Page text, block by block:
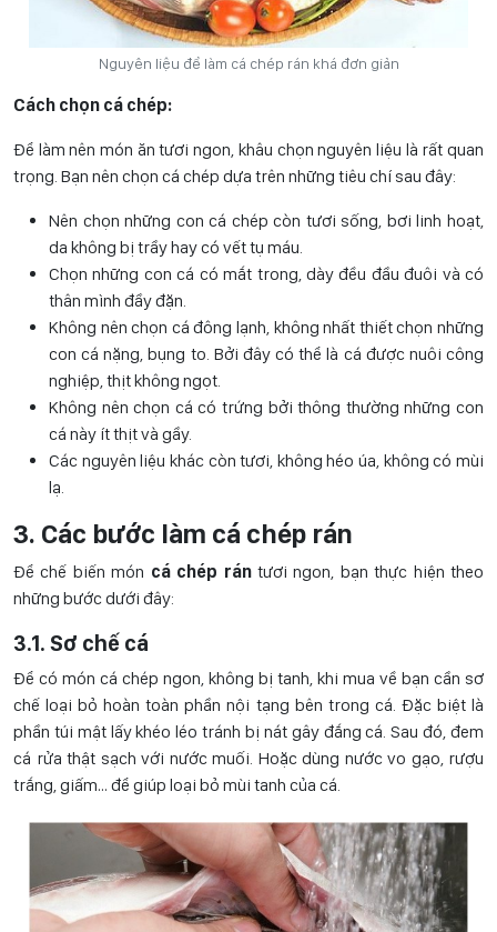
Nguyên liệu để làm cá chép rán khá đơn giản
Cách chọn cá chép:
Để làm nên món ăn tươi ngon, khâu chọn nguyên liệu là rất quan
trọng. Bạn nên chọn cá chép dựa trên những tiêu chí sau đây:
Nên chọn những con cá chép còn tươi sống, bơi linh hoạt,
da không bị trầy hay có vết tụ máu.
Chọn những con cá có mắt trong, dày đều đầu đuôi và có
thân mình đầy đặn.
Không nên chọn cá đông lạnh, không nhất thiết chọn những
con cá nặng, bụng to. Bởi đây có thể là cá được nuôi công
nghiệp, thịt không ngọt.
Không nên chọn cá có trứng bởi thông thường những con
cá này ít thịt và gầy.
Các nguyên liệu khác còn tươi, không héo úa, không có mùi
lạ.
3. Các bước làm cá chép rán
Để chế biến món cá chép rántươi ngon, bạn thực hiện theo
những bước dưới đây:
3.1. Sơ chế cá
Để có món cá chép ngon, không bị tanh, khi mua về bạn cần sơ
chế loại bỏ hoàn toàn phần nội tạng bên trong cá. Đặc biệt là
phần túi mật lấy khéo léo tránh bị nát gây đắng cá. Sau đó, đem
cá rửa thật sạch với nước muối. Hoặc dùng nước vo gạo, rượu
trắng, giấm… để giúp loại bỏ mùi tanh của cá.